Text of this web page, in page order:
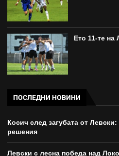
Ето 11-те на
ПОСЛЕДНИ НОВИНИ
Косич след загубата от
решения
Левски с лесна победа над